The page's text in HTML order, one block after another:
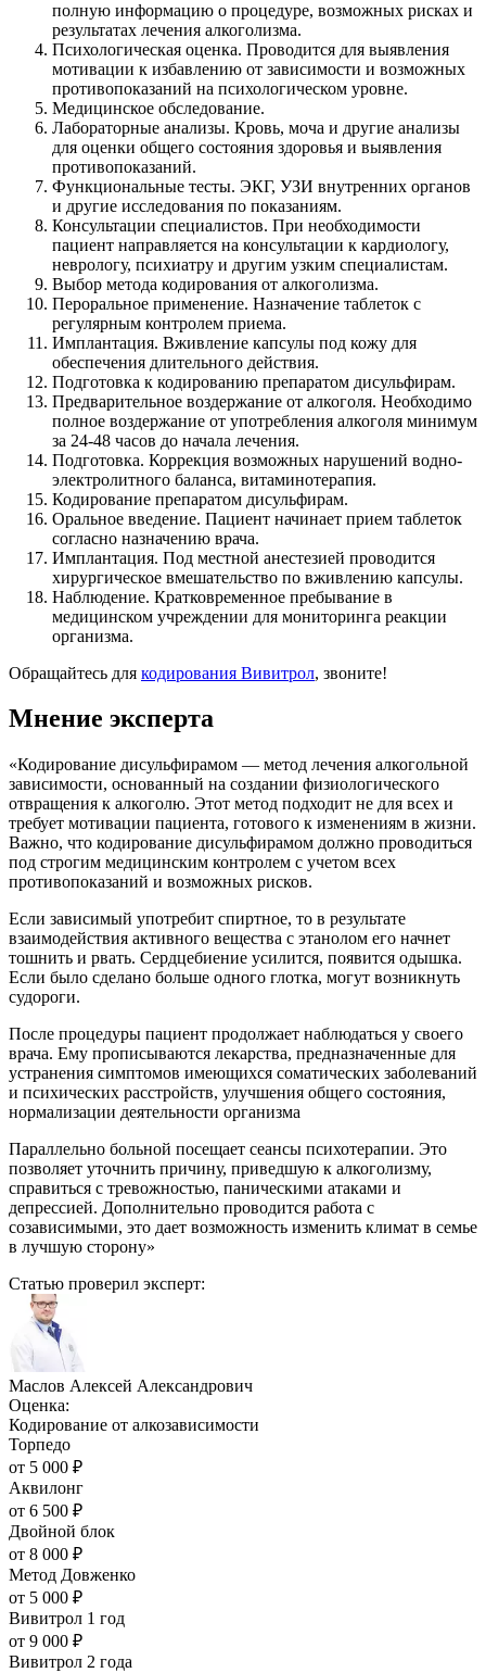
полную информацию о процедуре, возможных рисках и
результатах лечения алкоголизма.
Психологическая оценка. Проводится для выявления
мотивации к избавлению от зависимости и возможных
противопоказаний на психологическом уровне.
Медицинское обследование.
Лабораторные анализы. Кровь, моча и другие анализы
для оценки общего состояния здоровья и выявления
противопоказаний.
Функциональные тесты. ЭКГ, УЗИ внутренних органов
и другие исследования по показаниям.
Консультации специалистов. При необходимости
пациент направляется на консультации к кардиологу,
неврологу, психиатру и другим узким специалистам.
Выбор метода кодирования от алкоголизма.
Пероральное применение. Назначение таблеток с
регулярным контролем приема.
Имплантация. Вживление капсулы под кожу для
обеспечения длительного действия.
Подготовка к кодированию препаратом дисульфирам.
Предварительное воздержание от алкоголя. Необходимо
полное воздержание от употребления алкоголя минимум
за 24-48 часов до начала лечения.
Подготовка. Коррекция возможных нарушений водно-
электролитного баланса, витаминотерапия.
Кодирование препаратом дисульфирам.
Оральное введение. Пациент начинает прием таблеток
согласно назначению врача.
Имплантация. Под местной анестезией проводится
хирургическое вмешательство по вживлению капсулы.
Наблюдение. Кратковременное пребывание в
медицинском учреждении для мониторинга реакции
организма.
Обращайтесь для кодирования Вивитрол, звоните!
Мнение эксперта
«Кодирование дисульфирамом — метод лечения алкогольной
зависимости, основанный на создании физиологического
отвращения к алкоголю. Этот метод подходит не для всех и
требует мотивации пациента, готового к изменениям в жизни.
Важно, что кодирование дисульфирамом должно проводиться
под строгим медицинским контролем с учетом всех
противопоказаний и возможных рисков.
Если зависимый употребит спиртное, то в результате
взаимодействия активного вещества с этанолом его начнет
тошнить и рвать. Сердцебиение усилится, появится одышка.
Если было сделано больше одного глотка, могут возникнуть
судороги.
После процедуры пациент продолжает наблюдаться у своего
врача. Ему прописываются лекарства, предназначенные для
устранения симптомов имеющихся соматических заболеваний
и психических расстройств, улучшения общего состояния,
нормализации деятельности организма
Параллельно больной посещает сеансы психотерапии. Это
позволяет уточнить причину, приведшую к алкоголизму,
справиться с тревожностью, паническими атаками и
депрессией. Дополнительно проводится работа с
созависимыми, это дает возможность изменить климат в семье
в лучшую сторону»
Статью проверил эксперт:
Маслов Алексей Александрович
Оценка:
Кодирование от алкозависимости
Торпедо
от 5 000 ₽
Аквилонг
от 6 500 ₽
Двойной блок
от 8 000 ₽
Метод Довженко
от 5 000 ₽
Вивитрол 1 год
от 9 000 ₽
Вивитрол 2 года